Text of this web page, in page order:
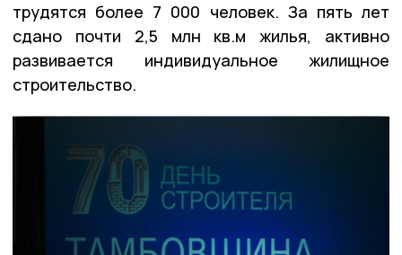
трудятся более 7 000 человек. За пять лет
сдано почти 2,5 млн кв.м жилья, активно
развивается индивидуальное жилищное
строительство.